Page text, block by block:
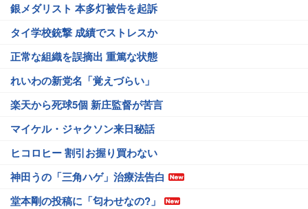
銀メダリスト 本多灯被告を起訴
タイ学校銃撃 成績でストレスか
正常な組織を誤摘出 重篤な状態
れいわの新党名「覚えづらい」
楽天から死球5個 新庄監督が苦言
マイケル・ジャクソン来日秘話
ヒコロヒー 割引お握り買わない
神田うの「三角ハゲ」治療法告白
堂本剛の投稿に「匂わせなの?」